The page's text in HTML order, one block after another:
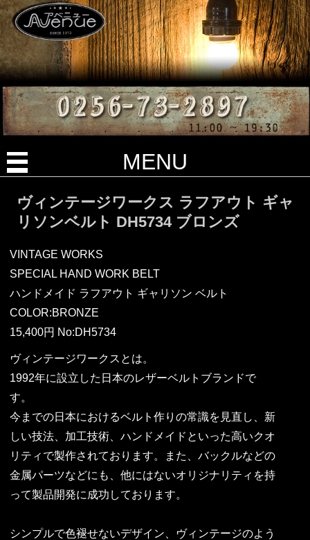
MENU
ヴィンテージワークス ラフアウト ギャ
リソンベルト DH5734 ブロンズ
VINTAGE WORKS
SPECIAL HAND WORK BELT
ハンドメイド ラフアウト ギャリソン ベルト
COLOR:BRONZE
15,400円 No:DH5734
ヴィンテージワークスとは。
1992年に設立した日本のレザーベルトブランドで
す。
今までの日本におけるベルト作りの常識を見直し、新
しい技法、加工技術、ハンドメイドといった高いクオ
リティで製作されております。また、バックルなどの
金属パーツなどにも、他にはないオリジナリティを持
って製品開発に成功しております。
シンプルで色褪せないデザイン、ヴィンテージのよう